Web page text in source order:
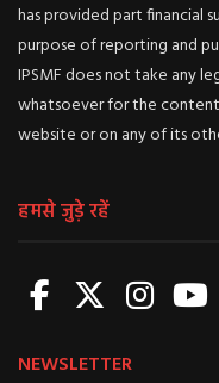
has provided part financial
purpose of reporting and
IPSMF does not take any
whatsoever for the content
website or on any of its
हमसे जुड़े रहें
NEWSLETTER